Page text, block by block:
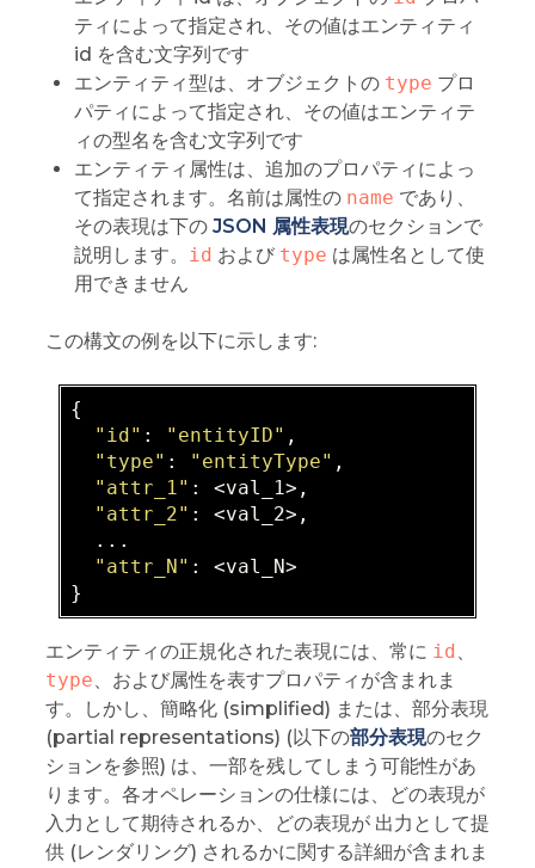
ティによって指定され、その値はエンティティ
id を含む文字列です
エンティティ型は、オブジェクトの type プロ
パティによって指定され、その値はエンティテ
ィの型名を含む文字列です
エンティティ属性は、追加のプロパティによっ
て指定されます。名前は属性の name であり、
その表現は下の JSON 属性表現のセクションで
説明します。 id および type は属性名として使
用できません
この構文の例を以下に示します:
{
"id" : "entityID" ,
"type" : "entityType" ,
"attr_1" : <val_1> ,
"attr_2" : <val_2> ,
  ...
"attr_N" : <val_N>
エンティティの正規化された表現には、常に id、
type、および属性を表すプロパティが含まれま
す。しかし、簡略化 (simplified) または、部分表現
(partial representations) (以下の部分表現のセク
ションを参照) は、一部を残してしまう可能性があ
ります。各オペレーションの仕様には、どの表現が
入力として期待されるか、どの表現が 出力として提
供 (レンダリング) されるかに関する詳細が含まれま